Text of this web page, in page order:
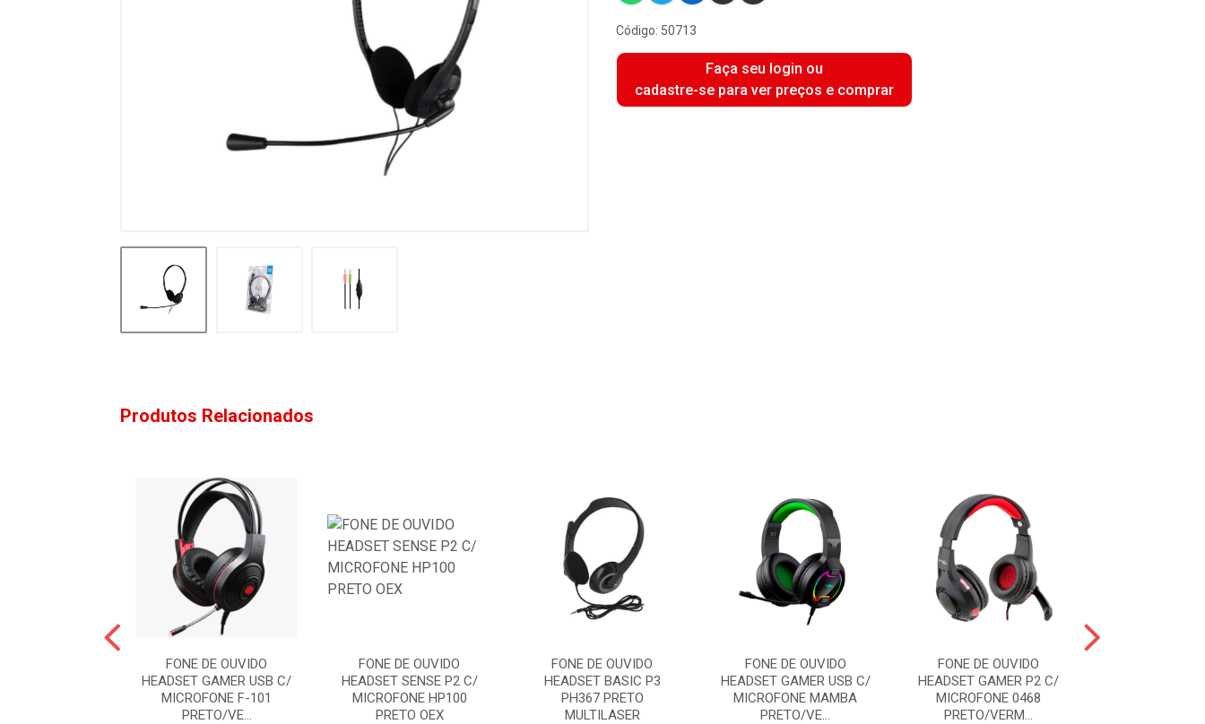
Código: 50713
Faça seu login ou
cadastre-se para ver preços e comprar
Produtos Relacionados
FONE DE OUVIDO
HEADSET GAMER USB C/
MICROFONE F-101
PRETO/VE...
FONE DE OUVIDO
HEADSET SENSE P2 C/
MICROFONE HP100
PRETO OEX
FONE DE OUVIDO
HEADSET BASIC P3
PH367 PRETO
MULTILASER
FONE DE OUVIDO
HEADSET GAMER USB C/
MICROFONE MAMBA
PRETO/VE...
FONE DE OUVIDO
HEADSET GAMER P2 C/
MICROFONE 0468
PRETO/VERM...